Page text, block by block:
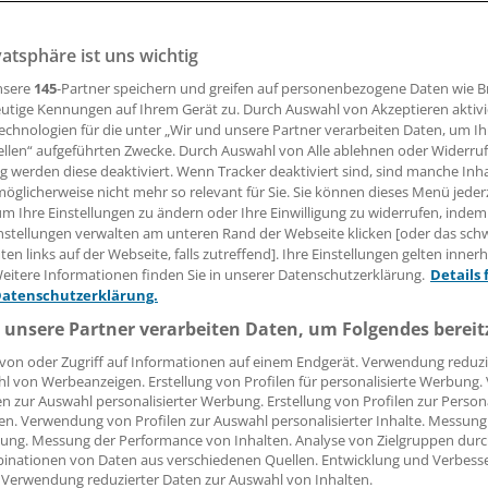
verzeichnen immer mehr Patienten, auch aus
Die örtliche Krankenhausgesellschaft sieht einen Grund
der Versorgung. Eine Patientenbefragung soll nun valide
der Hansestadt liefern.
08:40 Uhr
starke Wettbewerb im Hamburger Krankenhausmarkt
Dr. Christoph Mahnke zu Qualitätsverbesserungen
der Hamburgischen Krankenhausgesellschaft
zur Qualität an. Mahnke kündigte beim
HKG eine Hamburg-weite Patientenbefragung für dieses
auch veröffentlicht werden.
ist uns wichtig
145-Partner speichern und greifen auf personenbezogene Daten wie
Kennungen auf Ihrem Gerät zu. Durch Auswahl von Akzeptieren
für die unter „Wir und unsere Partner verarbeiten Daten, um
aufgeführten Zwecke. Durch Auswahl von Alle ablehnen oder
werden diese deaktiviert. Wenn Tracker deaktiviert sind, sind manche
nicht mehr so relevant für Sie. Sie können dieses Menü
Ihre Einstellungen zu ändern oder Ihre Einwilligung zu widerrufen, indem
verwalten am unteren Rand der Webseite klicken [oder das
links auf der Webseite, falls zutreffend]. Ihre Einstellungen gelten
Informationen finden Sie in unserer Datenschutzerklärung. Details
Partner verarbeiten Daten, um Folgendes
oder Zugriff auf Informationen auf einem Endgerät. Verwendung
von Werbeanzeigen. Erstellung von Profilen für personalisierte
zur Auswahl personalisierter Werbung. Erstellung von Profilen zur
Verwendung von Profilen zur Auswahl personalisierter Inhalte.
Messung der Performance von Inhalten. Analyse von Zielgruppen
von Daten aus verschiedenen Quellen. Entwicklung und
reduzierter Daten zur Auswahl von Inhalten.